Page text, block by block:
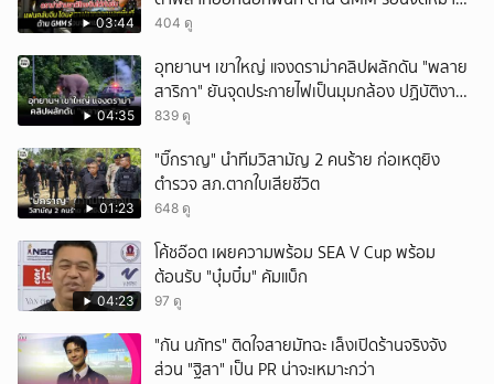
03:44
แถลง
404 ดู
04:35
อุทยานฯ เขาใหญ่ แจงดราม่าคลิปผลักดัน "พลาย
สาริกา" ยันจุดประกายไฟเป็นมุมกล้อง ปฏิบัติงาน
ในระยะปลอดภัย
839 ดู
01:23
"บิ๊กราญ" นำทีมวิสามัญ 2 คนร้าย ก่อเหตุยิง
ตำรวจ สภ.ตากใบเสียชีวิต
648 ดู
04:23
โค้ชอ๊อต เผยความพร้อม SEA V Cup พร้อม
ต้อนรับ "บุ๋มบิ๋ม" คัมแบ็ก
97 ดู
"กัน นภัทร" ติดใจสายมัทฉะ เล็งเปิดร้านจริงจัง
ส่วน "ฐิสา" เป็น PR น่าจะเหมาะกว่า